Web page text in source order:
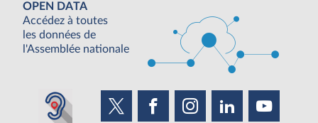
OPEN DATA
Accédez à toutes
les données de
l'Assemblée nationale